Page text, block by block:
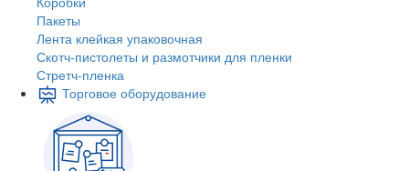
Пакеты
Лента клейкая упаковочная
Скотч-пистолеты и размотчики для пленки
Стретч-пленка
Торговое оборудование